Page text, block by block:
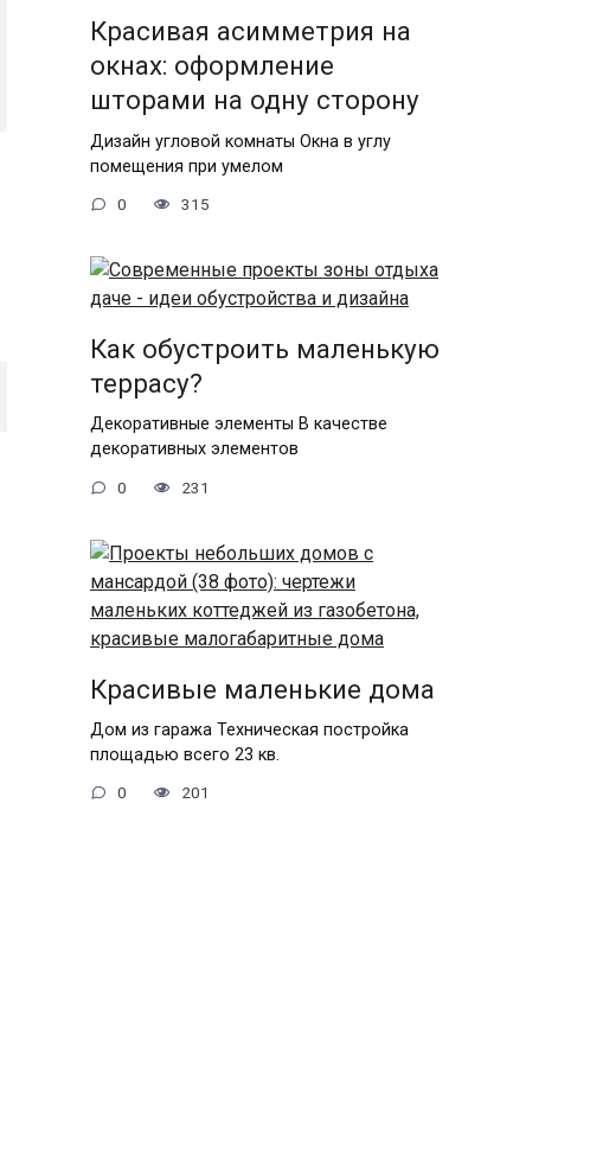
Красивая асимметрия на
окнах: оформление
шторами на одну сторону
Дизайн угловой комнаты Окна в углу
помещения при умелом
0 315
Как обустроить маленькую
террасу?
Декоративные элементы В качестве
декоративных элементов
0 231
Красивые маленькие дома
Дом из гаража Техническая постройка
площадью всего 23 кв.
0 201